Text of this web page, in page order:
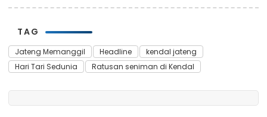
TAG
Jateng Memanggil Headline
kendal jateng
Hari Tari Sedunia
Ratusan seniman di Kendal